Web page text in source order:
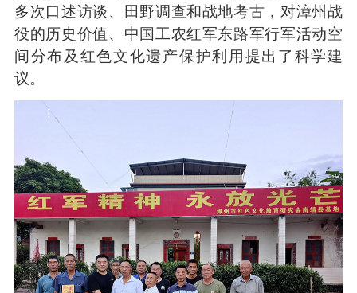
多次口述访谈、田野调查和战地考古，对漳州战
役的历史价值、中国工农红军东路军行军活动空
间分布及红色文化遗产保护利用提出了科学建
议。